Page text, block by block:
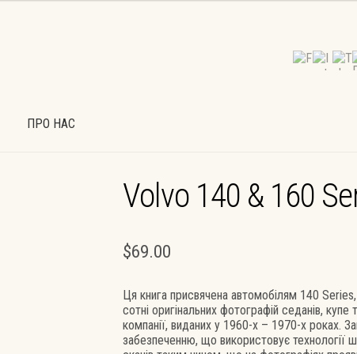
ПРО НАС
РОБОТИ (ДОГОВІР-ОФЕРТА) ПРО НАС ШПАЛЕРИ
Volvo 140 & 160
$69.00
Ця книга присвячена автомобілям 140
сотні оригінальних фотографій седанів,
компанії, виданих у 1960-х – 1970-х роках.
забезпеченню, що використовує технології